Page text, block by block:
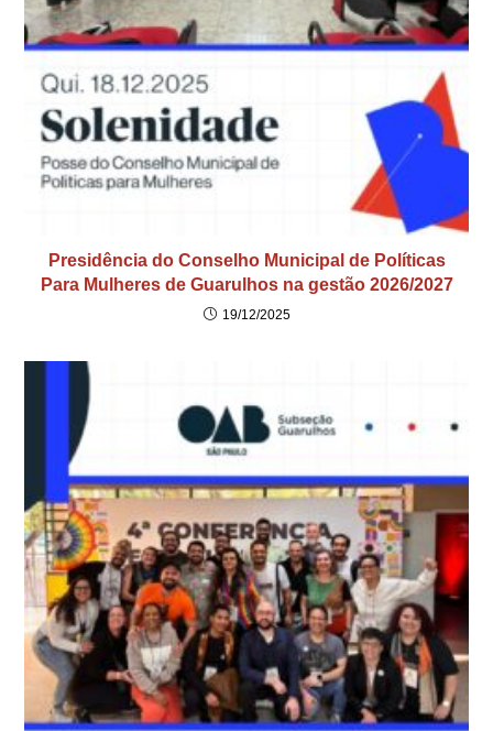
Presidência do Conselho Municipal de Políticas
Para Mulheres de Guarulhos na gestão 2026/2027
19/12/2025